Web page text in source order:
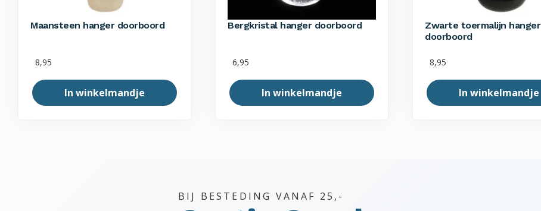
Maansteen hanger doorboord
8,95
In winkelmandje
Bergkristal hanger doorboord
6,95
In winkelmandje
Zwarte toermalijn hanger
doorboord
8,95
In winkelmandje
BIJ BESTEDING VANAF 25,-